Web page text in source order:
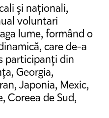
și naționali,
voluntari
lume, formând o
care de-a
participanți din
Georgia,
Japonia, Mexic,
Coreea de Sud,